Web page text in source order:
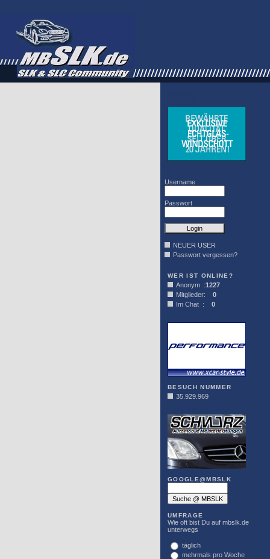
Username
Passwort
NEUER USER
Passwort vergessen?
WER IST ONLINE?
Anonym :1227
Mitglieder: 0
Im Chat : 0
BESUCH NUMMER
35.929.969
GOOGLE@MBSLK
UMFRAGE
Wie oft bist Du auf mbslk.de
unterwegs
täglich
mehrmals pro Woche